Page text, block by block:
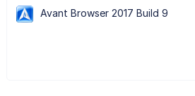
Avant Browser 2017 Build 9